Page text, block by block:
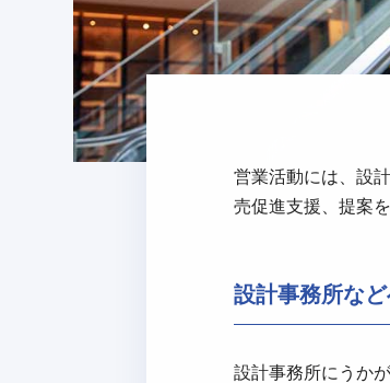
営業活動には、設
売促進支援、提案
設計事務所な
設計事務所にうか